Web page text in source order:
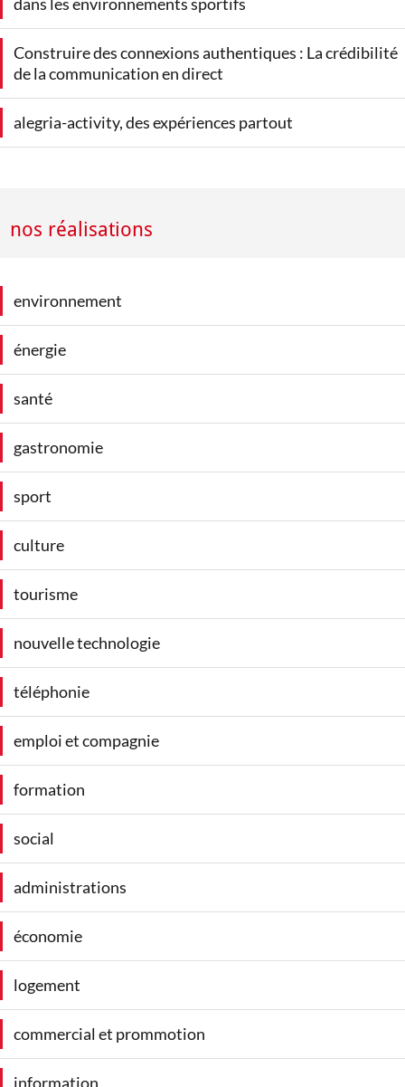
dans les environnements sportifs
Construire des connexions authentiques : La crédibilité
de la communication en direct
alegria-activity, des expériences partout
nos réalisations
environnement
énergie
santé
gastronomie
sport
culture
tourisme
nouvelle technologie
téléphonie
emploi et compagnie
formation
social
administrations
économie
logement
commercial et prommotion
information